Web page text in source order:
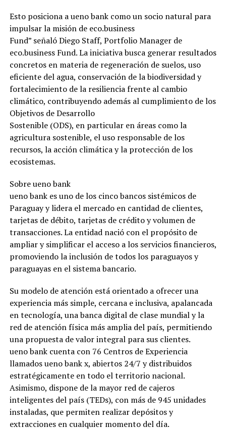
Esto posiciona a ueno bank como un socio natural para
impulsar la misión de eco.business
Fund” señaló Diego Staff, Portfolio Manager de
eco.business Fund. La iniciativa busca generar resultados
concretos en materia de regeneración de suelos, uso
eficiente del agua, conservación de la biodiversidad y
fortalecimiento de la resiliencia frente al cambio
climático, contribuyendo además al cumplimiento de los
Objetivos de Desarrollo
Sostenible (ODS), en particular en áreas como la
agricultura sostenible, el uso responsable de los
recursos, la acción climática y la protección de los
ecosistemas.
Sobre ueno bank
ueno bank es uno de los cinco bancos sistémicos de
Paraguay y lidera el mercado en cantidad de clientes,
tarjetas de débito, tarjetas de crédito y volumen de
transacciones. La entidad nació con el propósito de
ampliar y simplificar el acceso a los servicios financieros,
promoviendo la inclusión de todos los paraguayos y
paraguayas en el sistema bancario.
Su modelo de atención está orientado a ofrecer una
experiencia más simple, cercana e inclusiva, apalancada
en tecnología, una banca digital de clase mundial y la
red de atención física más amplia del país, permitiendo
una propuesta de valor integral para sus clientes.
ueno bank cuenta con 76 Centros de Experiencia
llamados ueno bank x, abiertos 24/7 y distribuidos
estratégicamente en todo el territorio nacional.
Asimismo, dispone de la mayor red de cajeros
inteligentes del país (TEDs), con más de 945 unidades
instaladas, que permiten realizar depósitos y
extracciones en cualquier momento del día.